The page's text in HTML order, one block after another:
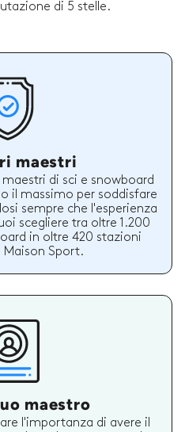
di 5 stelle.
maestri
di sci e snowboard
il massimo per soddisfare
sempre che l'esperienza
scegliere tra oltre 1.200
in oltre 420 stazioni
Maison Sport.
maestro
l'importanza di avere il